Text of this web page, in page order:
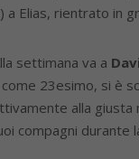
a Elias, rientrato in
settimana va a
23esimo, si è
alla giusta
compagni durante